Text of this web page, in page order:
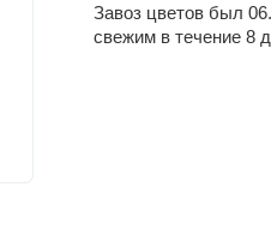
Завоз цветов был
свежим в течение 8